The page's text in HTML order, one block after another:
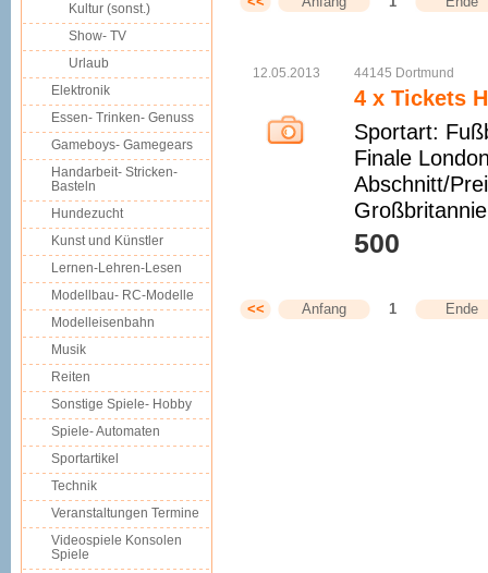
12.05.2013 44145 Dortmund
4 x Tickets
Sportart:
Finale
Abschnitt/
500 
<< Anfang 1 Ende
Kultur (sonst.)
Show- TV
Urlaub
Elektronik
Essen- Trinken- Genuss
Gameboys- Gamegears
Handarbeit- Stricken-
Basteln
Hundezucht
Kunst und Künstler
Lernen-Lehren-Lesen
Modellbau- RC-Modelle
Modelleisenbahn
Musik
Reiten
Sonstige Spiele- Hobby
Spiele- Automaten
Sportartikel
Technik
Veranstaltungen Termine
Videospiele Konsolen
Spiele